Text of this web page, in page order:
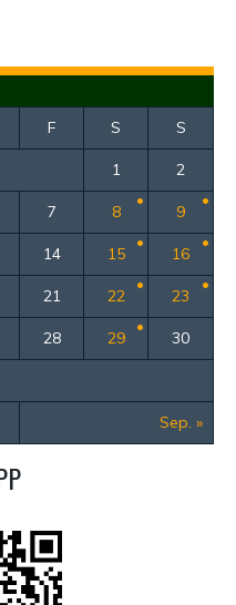
F S S
Sep. »
1 2
7 8 9
14 15 16
21 22 23
28 29 30